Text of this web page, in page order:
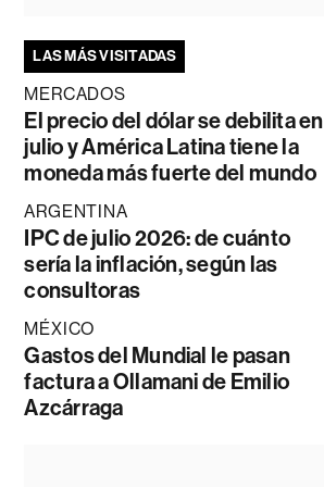
LAS MÁS VISITADAS
MERCADOS
El precio del dólar se debilita en
julio y América Latina tiene la
moneda más fuerte del mundo
ARGENTINA
IPC de julio 2026: de cuánto
sería la inflación, según las
consultoras
MÉXICO
Gastos del Mundial le pasan
factura a Ollamani de Emilio
Azcárraga